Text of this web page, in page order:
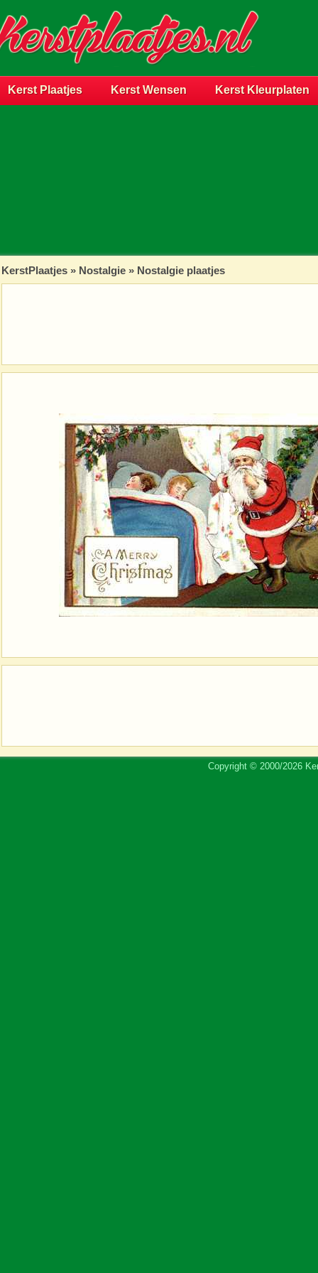
Kerst Plaatjes Kerst Wensen Kerst Kleurplaten
KerstPlaatjes » Nostalgie » Nostalgie plaatjes
Copyright © 2000/2026